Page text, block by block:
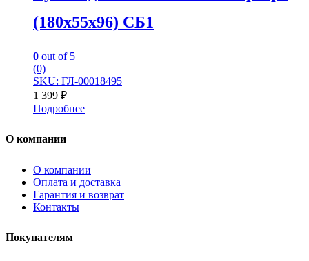
(180х55х96) СБ1
0 out of 5
(0)
SKU: ГЛ-00018495
1 399 ₽
Подробнее
О компании
О компании
Оплата и доставка
Гарантия и возврат
Контакты
Покупателям